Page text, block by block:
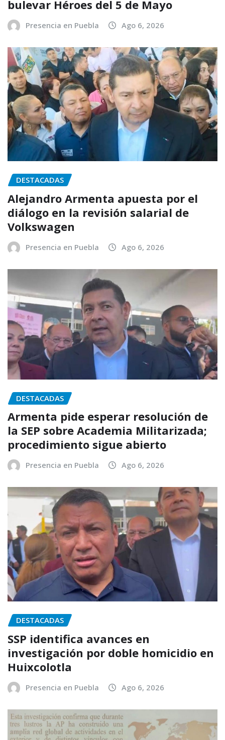
bulevar Héroes del 5 de Mayo
Presencia en Puebla Ago 6, 2026
DESTACADAS
Alejandro Armenta apuesta por el
diálogo en la revisión salarial de
Volkswagen
Presencia en Puebla Ago 6, 2026
DESTACADAS
Armenta pide esperar resolución de
la SEP sobre Academia Militarizada;
procedimiento sigue abierto
Presencia en Puebla Ago 6, 2026
DESTACADAS
SSP identifica avances en
investigación por doble homicidio en
Huixcolotla
Presencia en Puebla Ago 6, 2026